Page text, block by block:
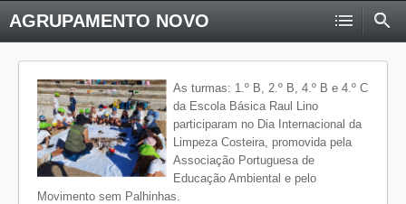
AGRUPAMENTO NOVO
As turmas: 1.º B, 2.º B, 4.º B e 4.º C
da Escola Básica Raul Lino
participaram no Dia Internacional da
Limpeza Costeira, promovida pela
Associação Portuguesa de
Educação Ambiental e pelo
Movimento sem Palhinhas.